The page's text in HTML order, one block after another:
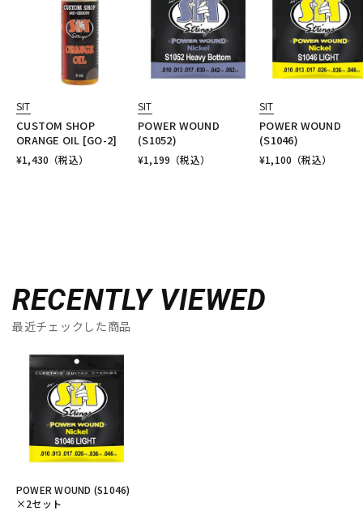
SIT
CUSTOM SHOP
ORANGE OIL [GO-2]
¥1,430 （税込）
SIT
POWER WOUND
(S1052)
¥1,199 （税込）
SIT
POWER WOUND
(S1046)
¥1,100 （税込）
RECENTLY VIEWED
最近チェックした商品
POWER WOUND (S1046)
×2セット